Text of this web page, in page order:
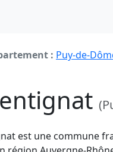
: Puy-de-
est une commune